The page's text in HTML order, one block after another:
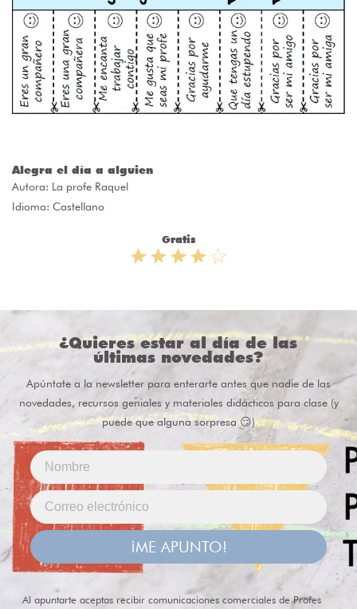
Alegra el día a alguien
Autora: La profe Raquel
Idioma: Castellano
Gratis
¿Quieres estar al día de las
últimas novedades?
Apúntate a la newsletter para enterarte antes que nadie de las
novedades, recursos geniales y materiales didácticos para clase (y
puede que alguna sorpresa 😏)
¡ME APUNTO!
Al apuntarte aceptas recibir comunicaciones comerciales de Profes